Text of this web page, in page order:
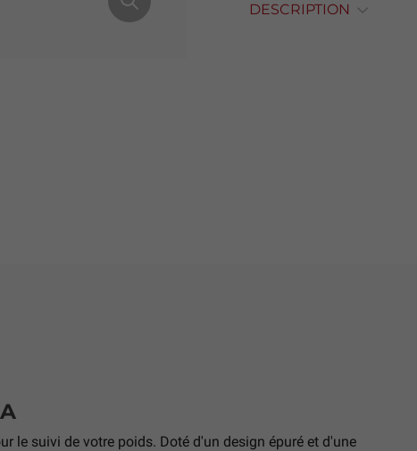
DESCRIPTION
le suivi de votre poids. Doté d'un design épuré et d'une